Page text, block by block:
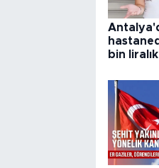
bin